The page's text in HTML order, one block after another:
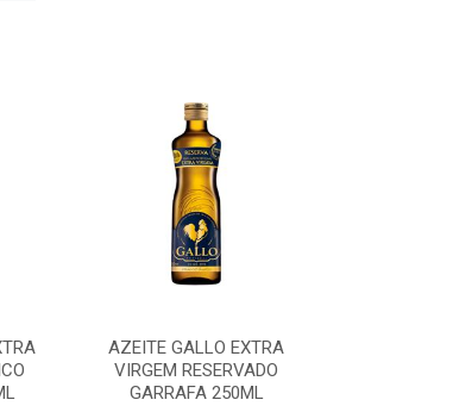
AZEITE GALLO EXTRA
VIRGEM RESERVADO
GARRAFA 250ML